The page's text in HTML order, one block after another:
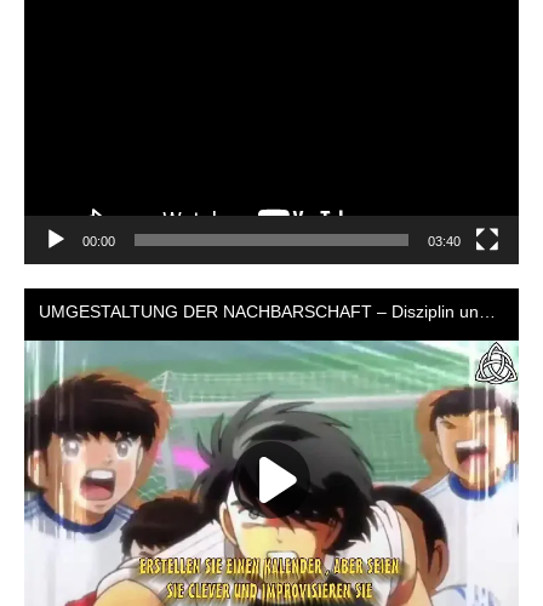
00:00 03:40